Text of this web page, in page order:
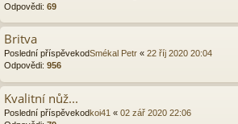
Odpovědi: 69
Britva
Poslední příspěvekodSmékal Petr « 22 říj 2020 20:04
Odpovědi: 956
Kvalitní nůž...
Poslední příspěvekodkoi41 « 02 zář 2020 22:06